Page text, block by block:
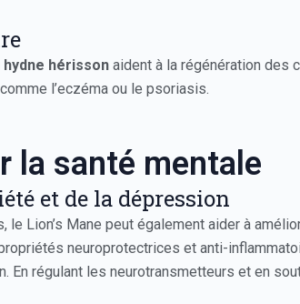
hydne hérisson aident à la régénération des
l’eczéma ou le psoriasis.
la santé mentale
et de la dépression
Lion’s Mane peut également aider à
neuroprotectrices et anti-
En régulant les neurotransmetteurs et en